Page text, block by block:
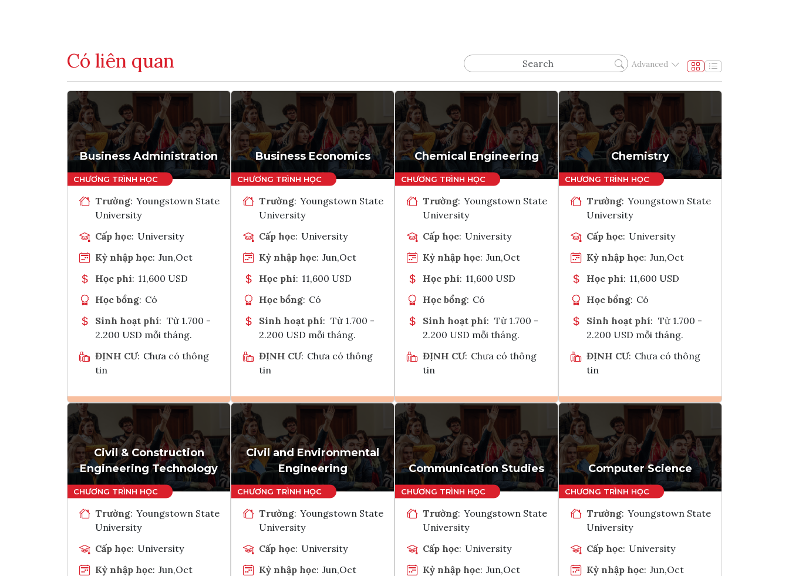
Có liên quan Advanced
Business Administration
Trường: Youngstown State
University
Cấp học: University
Kỳ nhập học: Jun,Oct
Học phí: 11,600 USD
Học bổng: Có
Sinh hoạt phí: Từ 1.700 -
2.200 USD mỗi tháng.
ĐỊNH CƯ: Chưa có thông
tin
Ghi danh
Tham vấn Interlink
Business Economics
Trường: Youngstown State
University
Cấp học: University
Kỳ nhập học: Jun,Oct
Học phí: 11,600 USD
Học bổng: Có
Sinh hoạt phí: Từ 1.700 -
2.200 USD mỗi tháng.
ĐỊNH CƯ: Chưa có thông
tin
Ghi danh
Tham vấn Interlink
Chemical Engineering
Trường: Youngstown State
University
Cấp học: University
Kỳ nhập học: Jun,Oct
Học phí: 11,600 USD
Học bổng: Có
Sinh hoạt phí: Từ 1.700 -
2.200 USD mỗi tháng.
ĐỊNH CƯ: Chưa có thông
tin
Ghi danh
Tham vấn Interlink
Chemistry
Trường: Youngstown State
University
Cấp học: University
Kỳ nhập học: Jun,Oct
Học phí: 11,600 USD
Học bổng: Có
Sinh hoạt phí: Từ 1.700 -
2.200 USD mỗi tháng.
ĐỊNH CƯ: Chưa có thông
tin
Ghi danh
Tham vấn Interlink
Civil & Construction
Engineering Technology
Trường: Youngstown State
University
Cấp học: University
Kỳ nhập học: Jun,Oct
Civil and Environmental
Engineering
Trường: Youngstown State
University
Cấp học: University
Kỳ nhập học: Jun,Oct
Communication Studies
Trường: Youngstown State
University
Cấp học: University
Kỳ nhập học: Jun,Oct
Computer Science
Trường: Youngstown State
University
Cấp học: University
Kỳ nhập học: Jun,Oct